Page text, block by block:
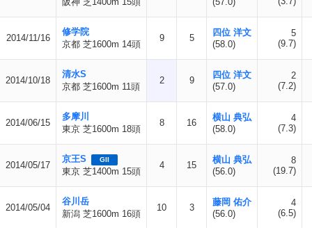
2014/11/16
修学院
京都 芝1600m 14頭
9 5
四位 洋文
(58.0)
5
(9.7)
2014/10/18
清水S
京都 芝1600m 11頭
2 9
四位 洋文
(57.0)
2
(7.2)
2014/06/15
多摩川
東京 芝1600m 18頭
8 16
横山 典弘
(58.0)
4
(7.3)
2014/05/17
京王S GII
東京 芝1400m 15頭
4 15
横山 典弘
(56.0)
8
(19.7)
2014/05/04
谷川岳
新潟 芝1600m 16頭
10 3
藤岡 佑介
(56.0)
4
(6.5)